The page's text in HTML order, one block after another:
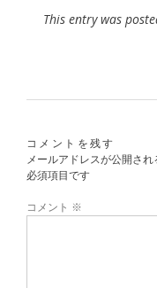
This entry was
コメントを残す
メールアドレスが公開され
必須項目です
コメント ※